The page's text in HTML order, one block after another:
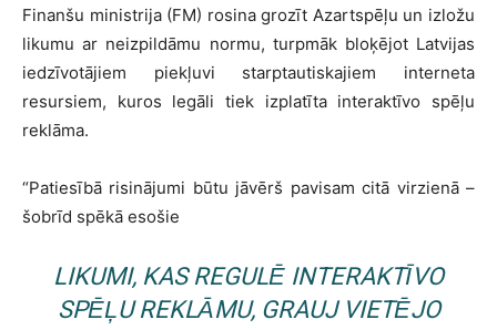
Finanšu ministrija (FM) rosina grozīt Azartspēļu un izložu
likumu ar neizpildāmu normu, turpmāk bloķējot Latvijas
iedzīvotājiem piekļuvi starptautiskajiem interneta
resursiem, kuros legāli tiek izplatīta interaktīvo spēļu
reklāma.
“Patiesībā risinājumi būtu jāvērš pavisam citā virzienā –
šobrīd spēkā esošie
LIKUMI, KAS REGULĒ INTERAKTĪVO
SPĒĻU REKLĀMU, GRAUJ VIETĒJO